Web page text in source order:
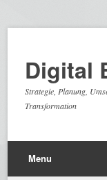
Digital
Strategie, Planung,
Transformation
Menu